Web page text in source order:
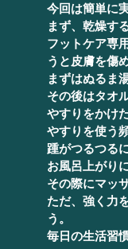
今回は簡単に
まず、乾燥す
フットケア専
うと皮膚を傷
まずはぬるま
その後はタオ
やすりをかけ
やすりを使う
踵がつるつる
お風呂上がり
その際にマッ
ただ、強く力
う。
毎日の生活習